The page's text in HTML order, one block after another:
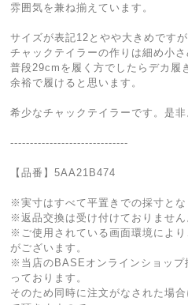
雰囲気を兼ね揃えています。
サイズが表記12とやや大きめですが
チャックテイラーの作りは細め小
普段29cmを履く方でしたらデカ履
余裕で履けると思います。
希少なチャックテイラーです。是非
------------------------------
【品番】5AA21B474
※実寸はすべて平置きでの採寸とな
※返品交換は受け付けておりません
※ご使用されている画面環境によ
がございます。
※当店のBASEオンラインショップ
っております。
そのため同時に注文がなされた場